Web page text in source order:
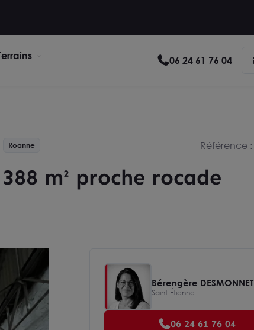
06 24 61 76 04
Roanne Référence :
m² proche rocade
Bérengère DESMONNET
Saint-Étienne
06 24 61 76 04